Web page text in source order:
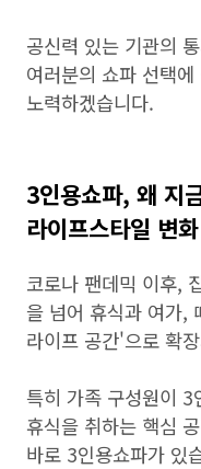
공신력 있는 기관의
여러분의 쇼파 선택
노력하겠습니다.
3인용쇼파, 왜 지
라이프스타일 변화
코로나 팬데믹 이후,
을 넘어 휴식과 여가,
라이프 공간'으로 확
특히 가족 구성원이
휴식을 취하는 핵심
바로 3인용쇼파가 있